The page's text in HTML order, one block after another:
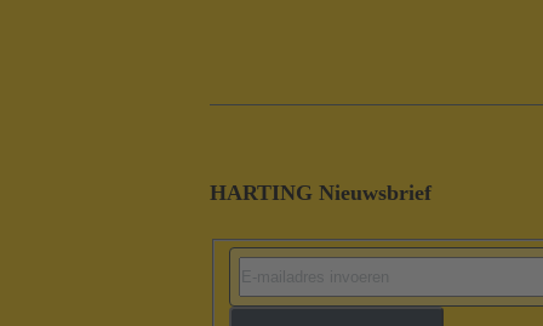
HARTING Nieuwsbrief